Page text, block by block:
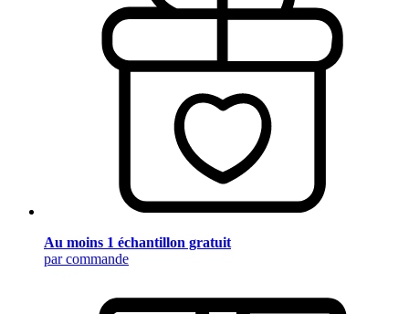
Au moins 1 échantillon gratuit
par commande